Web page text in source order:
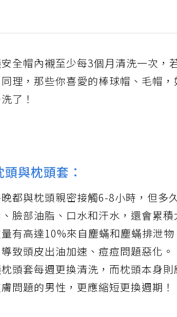
全帽內襯至少每3個月清洗一次，
理，那些你喜愛的棒球帽、毛帽
了！
與枕頭套：
都與枕頭親密接觸6-8小時，但多
臉部油脂、口水和汗水，還會累
有高達10%來自塵蟎和塵蟎排泄
致頭皮出油加速、痘痘問題惡化。
頭套每週更換清洗，而枕頭本身
問題的男性，更應縮短更換週期！